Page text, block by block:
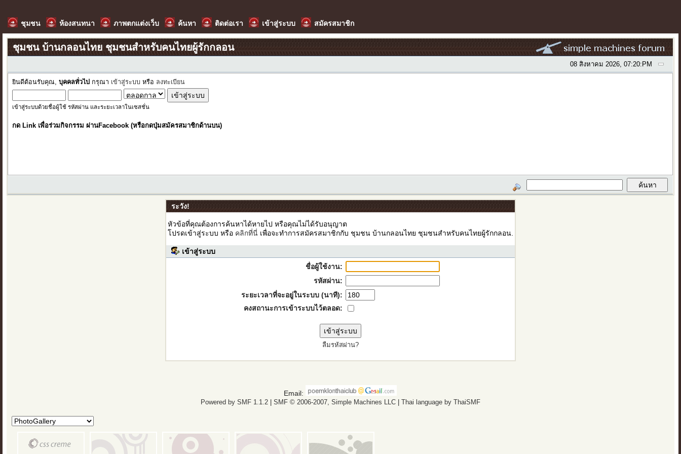
ชุมชน ห้องสนทนา ภาพตกแต่งเว็บ ค้นหา ติดต่อเรา เข้าสู่ระบบ สมัครสมาชิก
ชุมชน บ้านกลอนไทย ชุมชนสำหรับคนไทยผู้รักกลอน
08 สิงหาคม 2026, 07:20:PM
ยินดีต้อนรับคุณ,บุคคลทั่วไป กรุณา เข้าสู่ระบบ หรือ ลงทะเบียน
เข้าสู่ระบบด้วยชื่อผู้ใช้ รหัสผ่าน และระยะเวลาในเซสชั่น
กด Link เพื่อร่วมกิจกรรม ผ่านFacebook (หรือกดปุ่มสมัครสมาชิกด้านบน)
ระวัง!
หัวข้อที่คุณต้องการค้นหาได้หายไป หรือคุณไม่ได้รับอนุญาต
โปรดเข้าสู่ระบบ หรือ คลิกที่นี่เพื่อจะทำการสมัครสมาชิกกับ ชุมชน บ้านกลอนไทย ชุมชนสำหรับคนไทยผู้รักกลอน.
เข้าสู่ระบบ
ชื่อผู้ใช้งาน:
รหัสผ่าน:
ระยะเวลาที่จะอยู่ในระบบ (นาที):
คงสถานะการเข้าระบบไว้ตลอด:
ลืมรหัสผ่าน?
Email:
Powered by SMF 1.1.2| SMF © 2006-2007, Simple Machines LLC| Thai language by ThaiSMF